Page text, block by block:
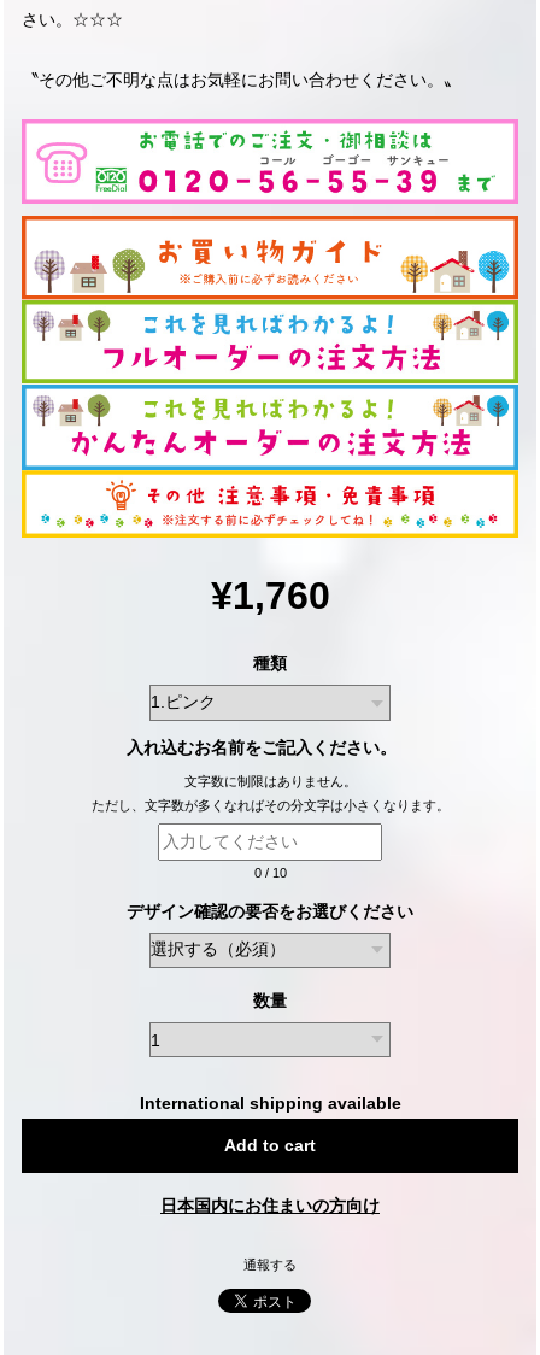
さい。☆☆☆
〝その他ご不明な点はお気軽にお問い合わせください。〟
¥1,760
種類
入れ込むお名前をご記入ください。
文字数に制限はありません。
ただし、文字数が多くなればその分文字は小さくなります。
0/ 10
デザイン確認の要否をお選びください
数量
International shipping available
Add to cart
日本国内にお住まいの方向け
通報する